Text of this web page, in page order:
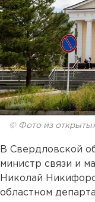
© Фото из
В Свердловской
министр связи и
Николай
областном